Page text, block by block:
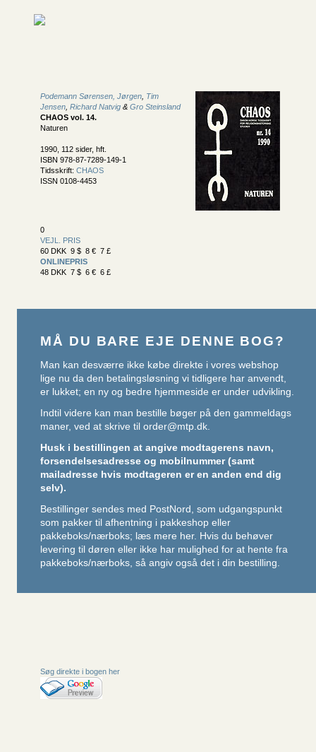
Podemann Sørensen, Jørgen Tim
Jensen Richard Natvig & Gro Steinsland
CHAOS vol. 14.
Naturen
1990, 112 sider, hft.
ISBN 978-87-7289-149-1
Tidsskrift: CHAOS
ISSN 0108-4453
0
VEJL. PRIS
60 DKK 9 $ 8 € 7 £
ONLINEPRIS
48 DKK 7 $ 6 € 6 £
MÅ DU BARE EJE DENNE BOG?
Man kan desværre ikke købe direkte i vores webshop
lige nu da den betalingsløsning vi tidligere har anvendt,
er lukket; en ny og bedre hjemmeside er under udvikling.
Indtil videre kan man bestille bøger på den gammeldags
maner, ved at skrive til order@mtp.dk.
Husk i bestillingen at angive modtagerens navn,
forsendelsesadresse og mobilnummer (samt
mailadresse hvis modtageren er en anden end dig
selv).
Bestillinger sendes med PostNord, som udgangspunkt
som pakker til afhentning i pakkeshop eller
pakkeboks/nærboks; læs mere her. Hvis du behøver
levering til døren eller ikke har mulighed for at hente fra
pakkeboks/nærboks, så angiv også det i din bestilling.
Søg direkte i bogen her